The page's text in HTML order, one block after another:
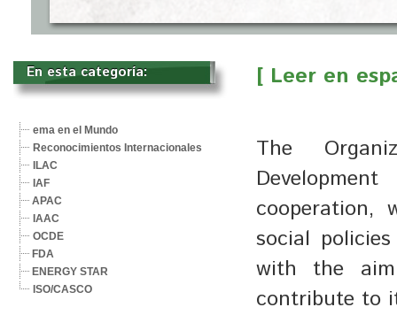
[ Leer en
The
Development
cooperation,
social
with the
contribute to
En esta categoría:
ema en el Mundo
Reconocimientos Internacionales
ILAC
IAF
APAC
IAAC
OCDE
FDA
ENERGY STAR
ISO/CASCO